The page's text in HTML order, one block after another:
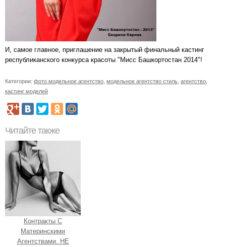
И, самое главное, приглашение на закрытый финальный кастинг
республиканского конкурса красоты "Мисс Башкортостан 2014"!
Категории: фото модельное агентство модельное агентство стиль агентство
кастинг моделей
Читайте также
Контракты С
Материнскими
Агентствами. НЕ